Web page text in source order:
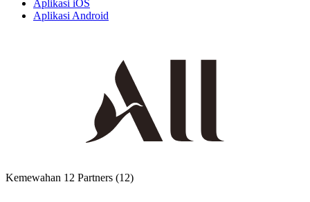
Aplikasi iOS
Aplikasi Android
Kemewahan 12 Partners (12)